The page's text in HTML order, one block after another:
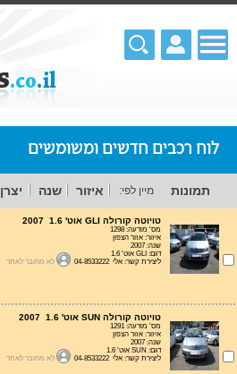
לוח רכבים חדשים ומשומשים
תמונות מיין לפי: איזור שנה יצרן
טויוטה קורולה GLI אוט' 1.6 2007
מס' מודעה: 1298
איזור: אזור הצפון
שנה: 2007
דגם: GLI אוט' 1.6
ליצירת קשר: אלי 04-8533222
לא מחובר לאתר
טויוטה קורולה SUN אוט' 1.6 2007
מס' מודעה: 1291
איזור: אזור הצפון
שנה: 2007
דגם: SUN אוט' 1.6
ליצירת קשר: אלי 04-8533222
לא מחובר לאתר